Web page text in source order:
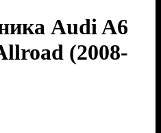
Audi A6
(2008-